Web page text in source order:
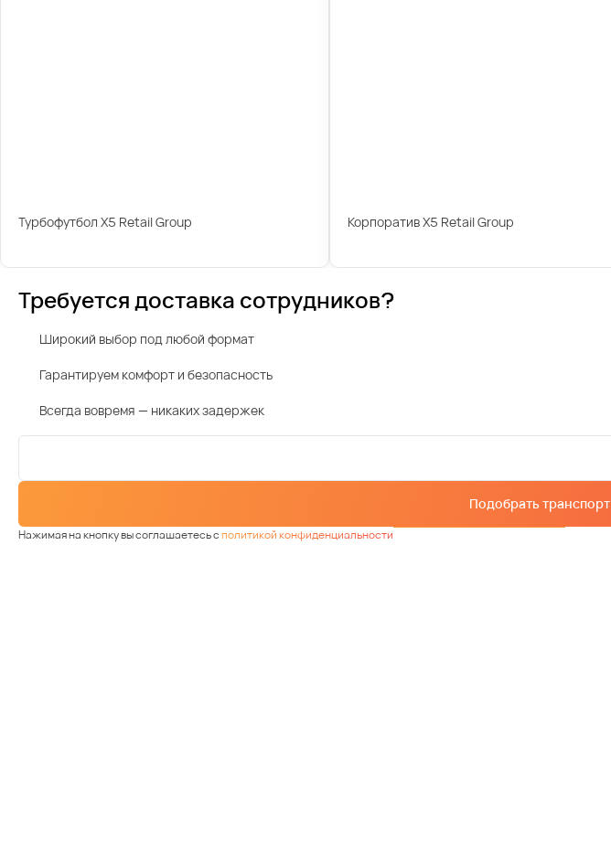
Турбофутбол X5 Retail Group Корпоратив X5 Retail Group
Требуется доставка сотрудников?
Широкий выбор под любой формат
Гарантируем комфорт и безопасность
Всегда вовремя — никаких задержек
Подобрать транспорт
Нажимая на кнопку вы соглашаетесь сполитикой конфиденциальности